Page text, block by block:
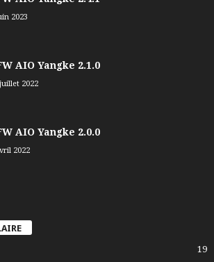
2023
AIO Yangke 2.1.0
2022
AIO Yangke 2.0.0
2022
19